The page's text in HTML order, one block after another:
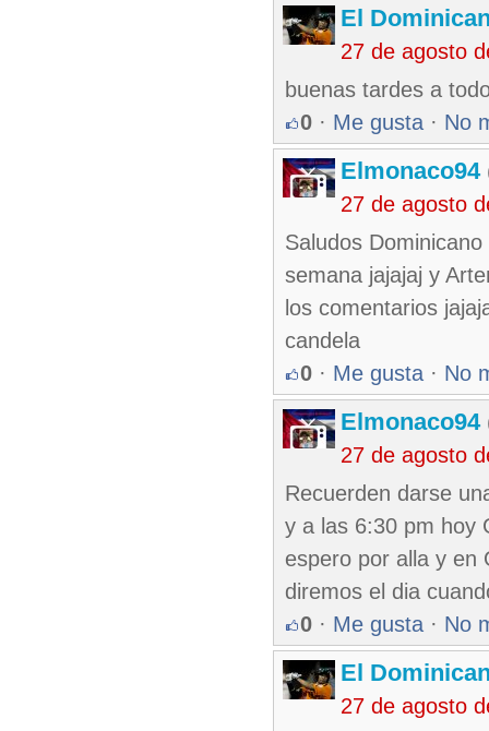
El
27 de agosto
buenas tardes a
0 · Me gusta · No
Elmonaco94
27 de agosto
Saludos
semana jajajaj y
los comentarios
candela
0 · Me gusta · No
Elmonaco94
27 de agosto
Recuerden darse
y a las 6:30 pm hoy
espero por alla y en
diremos el dia
0 · Me gusta · No
El
27 de agosto